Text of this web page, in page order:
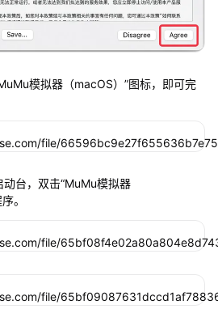
模拟器（macOS）”图标，即可完
台，双击“MuMu模拟器
。